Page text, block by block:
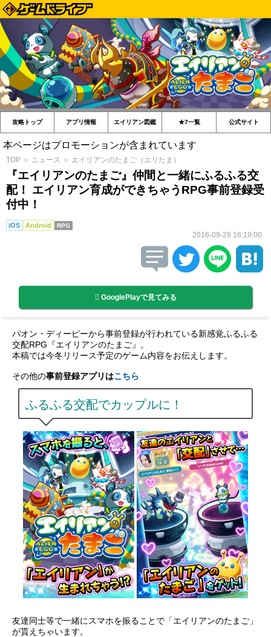
攻略トップ アプリ情報 エイリアン図鑑 ★7一覧 公式サイト
本ページはプロモーションが含まれています
TOP ＞ ニュース ＞ エイリアンのたまご（エリたま）
『エイリアンのたまご』仲間と一緒にふるふる交
配！ エイリアン育成ができちゃうRPG事前登録受
付中！
iOS Android RPG
2016-09-28 16:19:00
GooglePlayで見てみる
パオン・ディーピーから事前登録が行われている新感覚ふるふる
交配RPG『エイリアンのたまご』。
本稿では今冬リリース予定のゲーム内容をお伝えします。
その他の事前登録アプリはこちら
ふるふる交配でカップルに！
友達同士等で一緒にスマホを振ることで「エイリアンのたまご」
が貰えちゃいます。